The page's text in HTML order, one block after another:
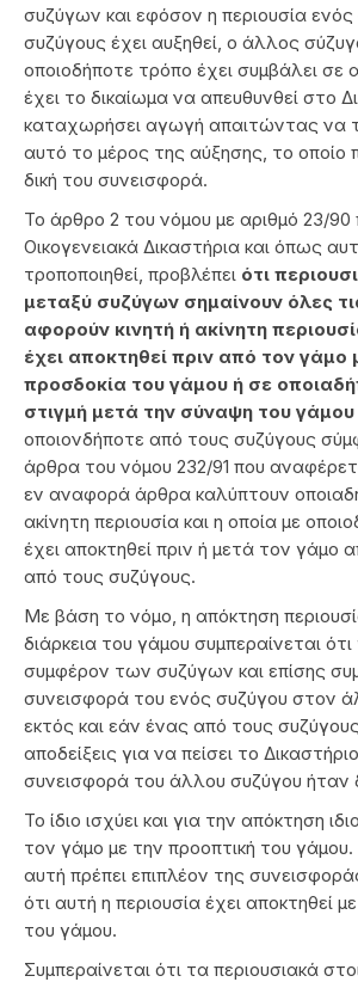
συζύγων και εφόσον η περιουσία
συζύγους έχει αυξηθεί, ο άλλος
οποιοδήποτε τρόπο έχει συμβάλει σε
έχει το δικαίωμα να απευθυνθεί στο
καταχωρήσει αγωγή απαιτώντας να
αυτό το μέρος της αύξησης, το οποίο
δική του συνεισφορά.
Το άρθρο 2 του νόμου με αριθμό 23/
Οικογενειακά Δικαστήρια και όπως
τροποποιηθεί, προβλέπει ότι
μεταξύ συζύγων σημαίνουν όλες
αφορούν κινητή ή ακίνητη
έχει αποκτηθεί πριν από τον γάμο
προσδοκία του γάμου ή σε
στιγμή μετά την σύναψη του γάμου
οποιονδήποτε από τους συζύγους
άρθρα του νόμου 232/91 που
εν αναφορά άρθρα καλύπτουν
ακίνητη περιουσία και η οποία με
έχει αποκτηθεί πριν ή μετά τον γάμο
από τους συζύγους.
Με βάση το νόμο, η απόκτηση
διάρκεια του γάμου συμπεραίνεται ότι
συμφέρον των συζύγων και επίσης
συνεισφορά του ενός συζύγου στον
εκτός και εάν ένας από τους
αποδείξεις για να πείσει το
συνεισφορά του άλλου συζύγου ήταν
Το ίδιο ισχύει και για την απόκτηση
τον γάμο με την προοπτική του
αυτή πρέπει επιπλέον της
ότι αυτή η περιουσία έχει αποκτηθεί
του γάμου.
Συμπεραίνεται ότι τα περιουσιακά